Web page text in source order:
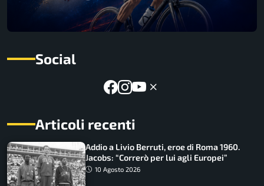
Social
Articoli recenti
Addio a Livio Berruti, eroe di Roma 1960.
Jacobs: “Correrò per lui agli Europei”
10 Agosto 2026